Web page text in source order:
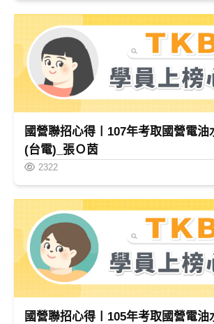
國營聯招心得〡107年考取國營電油
(台電)_張Ｏ茵
2322
國營聯招心得〡105年考取國營電油